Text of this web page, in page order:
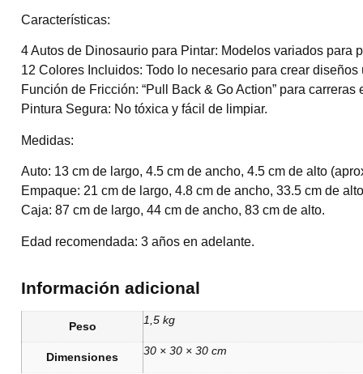
Características:
4 Autos de Dinosaurio para Pintar: Modelos variados para
12 Colores Incluidos: Todo lo necesario para crear diseños
Función de Fricción: “Pull Back & Go Action” para carreras
Pintura Segura: No tóxica y fácil de limpiar.
Medidas:
Auto: 13 cm de largo, 4.5 cm de ancho, 4.5 cm de alto
Empaque: 21 cm de largo, 4.8 cm de ancho, 33.5 cm de
Caja: 87 cm de largo, 44 cm de ancho, 83 cm de alto.
Edad recomendada: 3 años en adelante.
Información adicional
Peso 1,5 kg
Dimensiones 30 × 30 × 30 cm